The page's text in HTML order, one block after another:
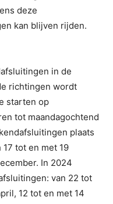
deze
kan blijven rijden.
in de
richtingen wordt
starten op
tot maandagochtend
plaats
tot en met 19
In 2024
van 22 tot
12 tot en met 14